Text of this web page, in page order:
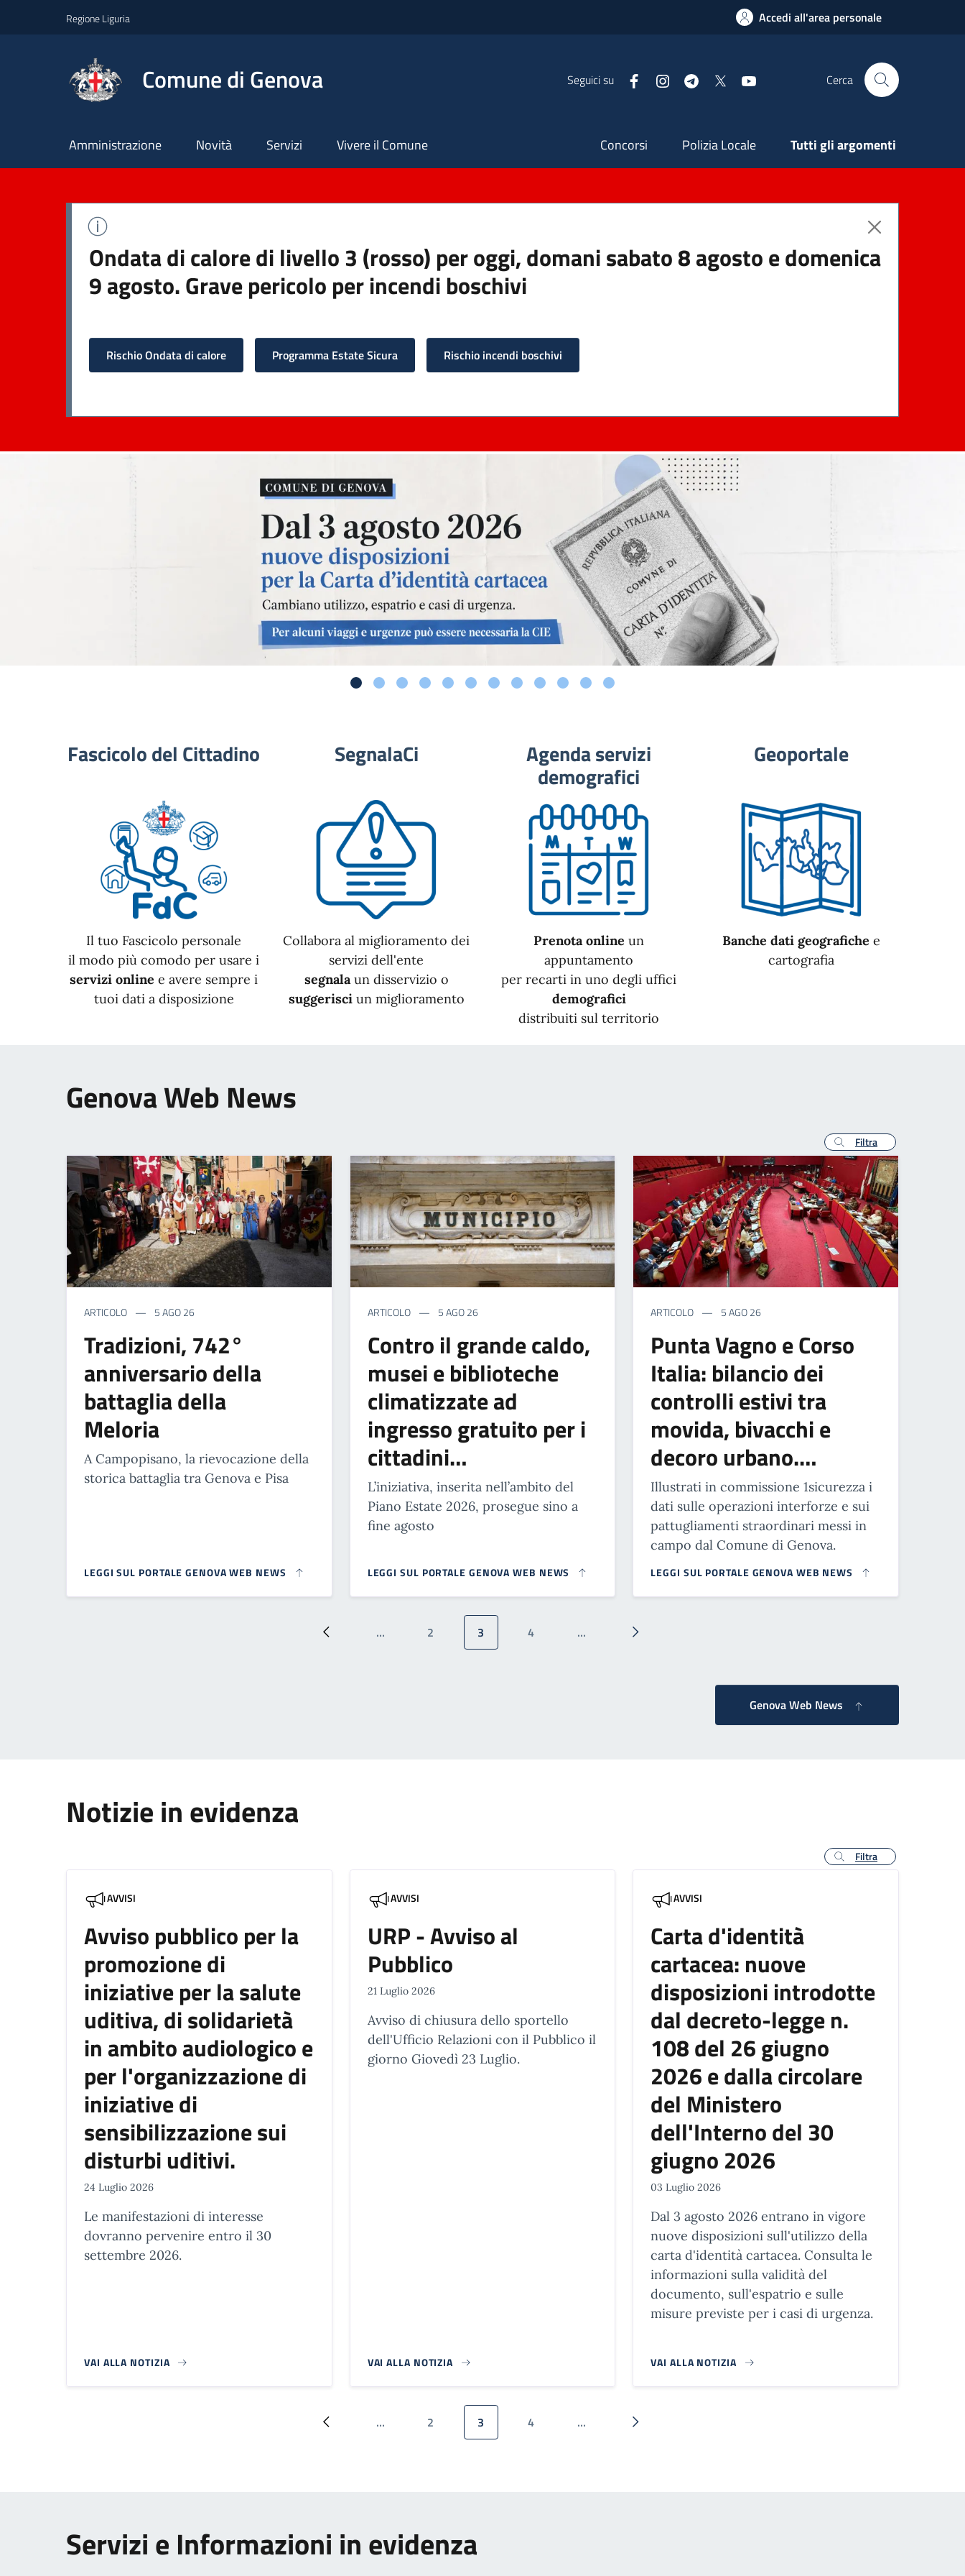
Regione Liguria Accedi all'area personale
Comune di Genova Seguici su FacebookInstagramTelegram Cerca
Principale
Amministrazione Novità Servizi Vivere il Comune Secondaria
Concorsi Polizia Locale Tutti gli argomenti
Ondata di calore di livello 3 (rosso) per oggi, domani sabato 8 agosto e domenica
9 agosto. Grave pericolo per incendi boschivi
Rischio Ondata di calore Programma Estate Sicura Rischio incendi boschivi
Fascicolo del Cittadino
Il tuo Fascicolo personale
il modo più comodo per usare i
servizi online e avere sempre i
tuoi dati a disposizione
SegnalaCi
Collabora al miglioramento dei
servizi dell'ente
segnalaun disservizio o
suggerisciun miglioramento
Agenda servizi
demografici
Prenota online un
appuntamento
per recarti in uno degli uffici
demografici
distribuiti sul territorio
Geoportale
Banche dati geografiche e
cartografia
Genova Web News
Filtra
ARTICOLO 5 AGO 26
Tradizioni, 742°
anniversario della
battaglia della
Meloria
A Campopisano, la rievocazione della
storica battaglia tra Genova e Pisa
LEGGI SUL PORTALE GENOVA WEB NEWS
ARTICOLO 5 AGO 26
Contro il grande caldo,
musei e biblioteche
climatizzate ad
ingresso gratuito per i
cittadini…
L’iniziativa, inserita nell’ambito del
Piano Estate 2026, prosegue sino a
fine agosto
LEGGI SUL PORTALE GENOVA WEB NEWS
ARTICOLO 5 AGO 26
Punta Vagno e Corso
Italia: bilancio dei
controlli estivi tra
movida, bivacchi e
decoro urbano.…
Illustrati in commissione 1sicurezza i
dati sulle operazioni interforze e sui
pattugliamenti straordinari messi in
campo dal Comune di Genova.
LEGGI SUL PORTALE GENOVA WEB NEWS
Pagina precedente
… Pagina
2 Pagina attuale
3 Pagina
4 … Pagina successiva
Genova Web News
Notizie in evidenza
Filtra
AVVISI
Avviso pubblico per la
promozione di
iniziative per la salute
uditiva, di solidarietà
in ambito audiologico e
per l'organizzazione di
iniziative di
sensibilizzazione sui
disturbi uditivi.
24 Luglio 2026
Le manifestazioni di interesse
dovranno pervenire entro il 30
settembre 2026.
VAI ALLA NOTIZIA
AVVISI
URP - Avviso al
Pubblico
21 Luglio 2026
Avviso di chiusura dello sportello
dell'Ufficio Relazioni con il Pubblico il
giorno Giovedì 23 Luglio.
VAI ALLA NOTIZIA
AVVISI
Carta d'identità
cartacea: nuove
disposizioni introdotte
dal decreto-legge n.
108 del 26 giugno
2026 e dalla circolare
del Ministero
dell'Interno del 30
giugno 2026
03 Luglio 2026
Dal 3 agosto 2026 entrano in vigore
nuove disposizioni sull'utilizzo della
carta d'identità cartacea. Consulta le
informazioni sulla validità del
documento, sull'espatrio e sulle
misure previste per i casi di urgenza.
VAI ALLA NOTIZIA
Pagina precedente
… Pagina
2 Pagina attuale
3 Pagina
4 … Pagina successiva
Servizi e Informazioni in evidenza